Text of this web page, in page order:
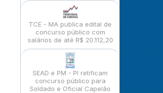
TCE - MA publica edital de
concurso público com
salários de até R$ 20.112,20
SEAD e PM - PI retificam
concurso público para
Soldado e Oficial Capelão